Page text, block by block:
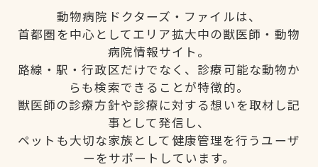
動物病院ドクターズ・ファイルは、
首都圏を中心としてエリア拡大中の獣医師・動物
病院情報サイト。
路線・駅・行政区だけでなく、診療可能な動物か
らも検索できることが特徴的。
獣医師の診療方針や診療に対する想いを取材し記
事として発信し、
ペットも大切な家族として健康管理を行うユーザ
ーをサポートしています。